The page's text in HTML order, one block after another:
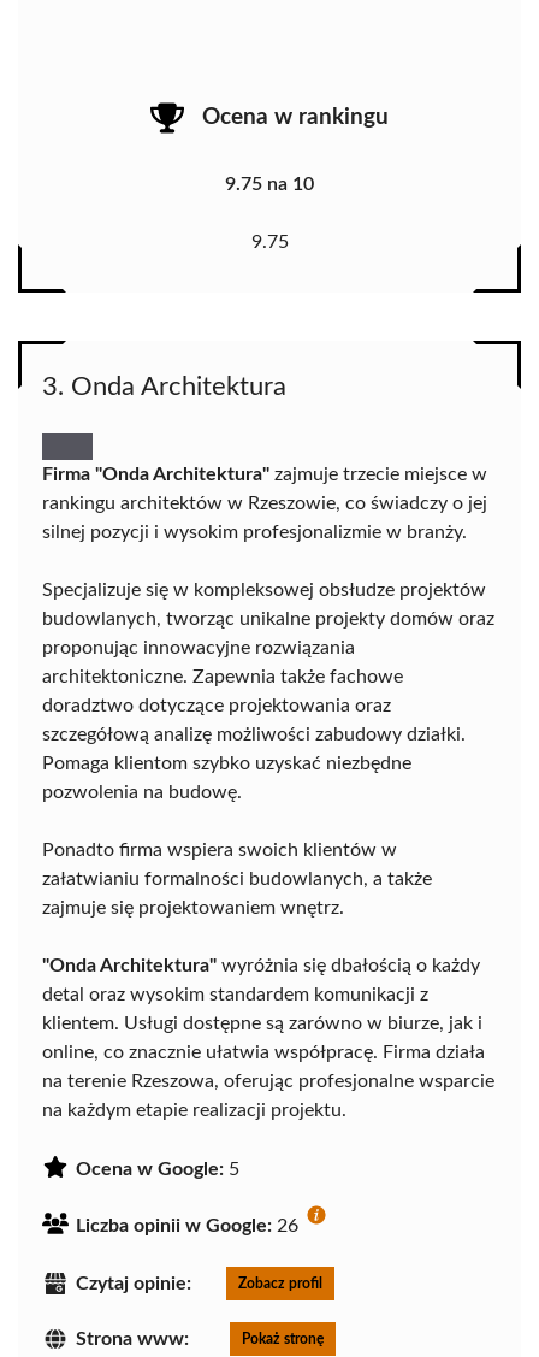
Ocena w rankingu
9.75 na 10
9.75
3. Onda Architektura
Firma "Onda Architektura" zajmuje trzecie miejsce w
rankingu architektów w Rzeszowie, co świadczy o jej
silnej pozycji i wysokim profesjonalizmie w branży.
Specjalizuje się w kompleksowej obsłudze projektów
budowlanych, tworząc unikalne projekty domów oraz
proponując innowacyjne rozwiązania
architektoniczne. Zapewnia także fachowe
doradztwo dotyczące projektowania oraz
szczegółową analizę możliwości zabudowy działki.
Pomaga klientom szybko uzyskać niezbędne
pozwolenia na budowę.
Ponadto firma wspiera swoich klientów w
załatwianiu formalności budowlanych, a także
zajmuje się projektowaniem wnętrz.
"Onda Architektura" wyróżnia się dbałością o każdy
detal oraz wysokim standardem komunikacji z
klientem. Usługi dostępne są zarówno w biurze, jak i
online, co znacznie ułatwia współpracę. Firma działa
na terenie Rzeszowa, oferując profesjonalne wsparcie
na każdym etapie realizacji projektu.
Ocena w Google: 5
Liczba opinii w Google: 26
Czytaj opinie: Zobacz profil
Strona www: Pokaż stronę